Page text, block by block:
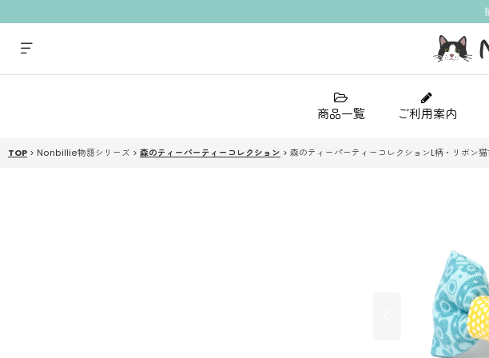
商品一覧 ご利用案内
TOP > Nonbillie物語シリーズ > 森のティーパーティーコレクション > 森のティーパーティーコレクションL柄・リボン